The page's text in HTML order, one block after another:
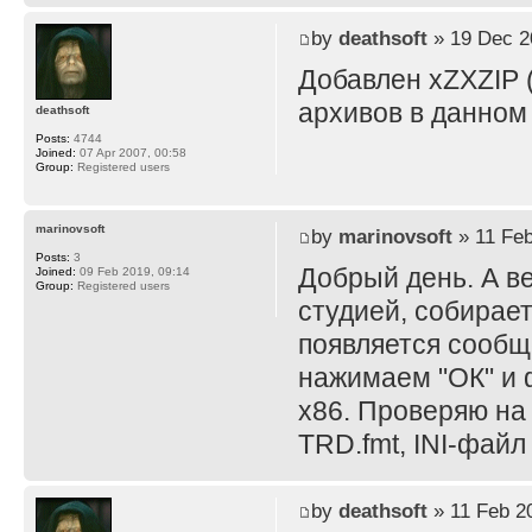
by deathsoft» 19 Dec
Добавлен xZXZIP
архивов в
deathsoft
Posts: 4744
Joined: 07 Apr 2007, 00:58
Group: Registered users
by marinovsoft» 11
Добрый день. А
студией,
появляется
нажимаем "ОК" и
x86. Проверяю
TRD.fmt, INI-файл
marinovsoft
Posts: 3
Joined: 09 Feb 2019, 09:14
Group: Registered users
by deathsoft» 11 Feb